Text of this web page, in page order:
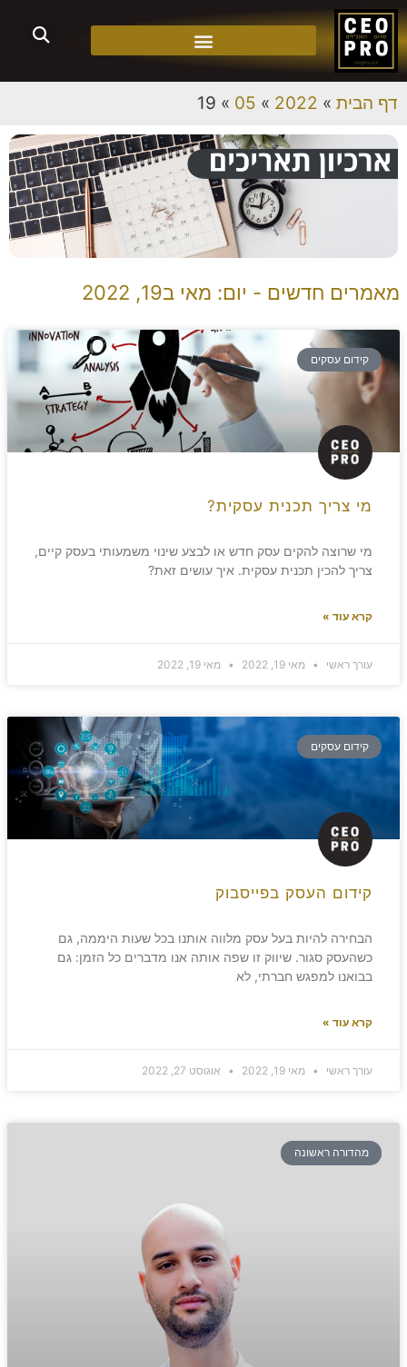
דף הבית »
2022
»
05
»
מאמרים חדשים - יום: מאי ב19, 2022
קידום עסקים
מי צריך תכנית עסקית?
מי שרוצה להקים עסק חדש או לבצע שינוי משמעותי בעסק קיים,
צריך להכין תכנית עסקית. איך עושים זאת?
קרא עוד »
עורך ראשי מאי 19, 2022 מאי 19, 2022
קידום עסקים
קידום העסק בפייסבוק
הבחירה להיות בעל עסק מלווה אותנו בכל שעות היממה, גם
כשהעסק סגור. שיווק זו שפה אותה אנו מדברים כל הזמן: גם
בבואנו למפגש חברתי, לא
קרא עוד »
עורך ראשי מאי 19, 2022 אוגוסט 27, 2022
מהדורה ראשונה